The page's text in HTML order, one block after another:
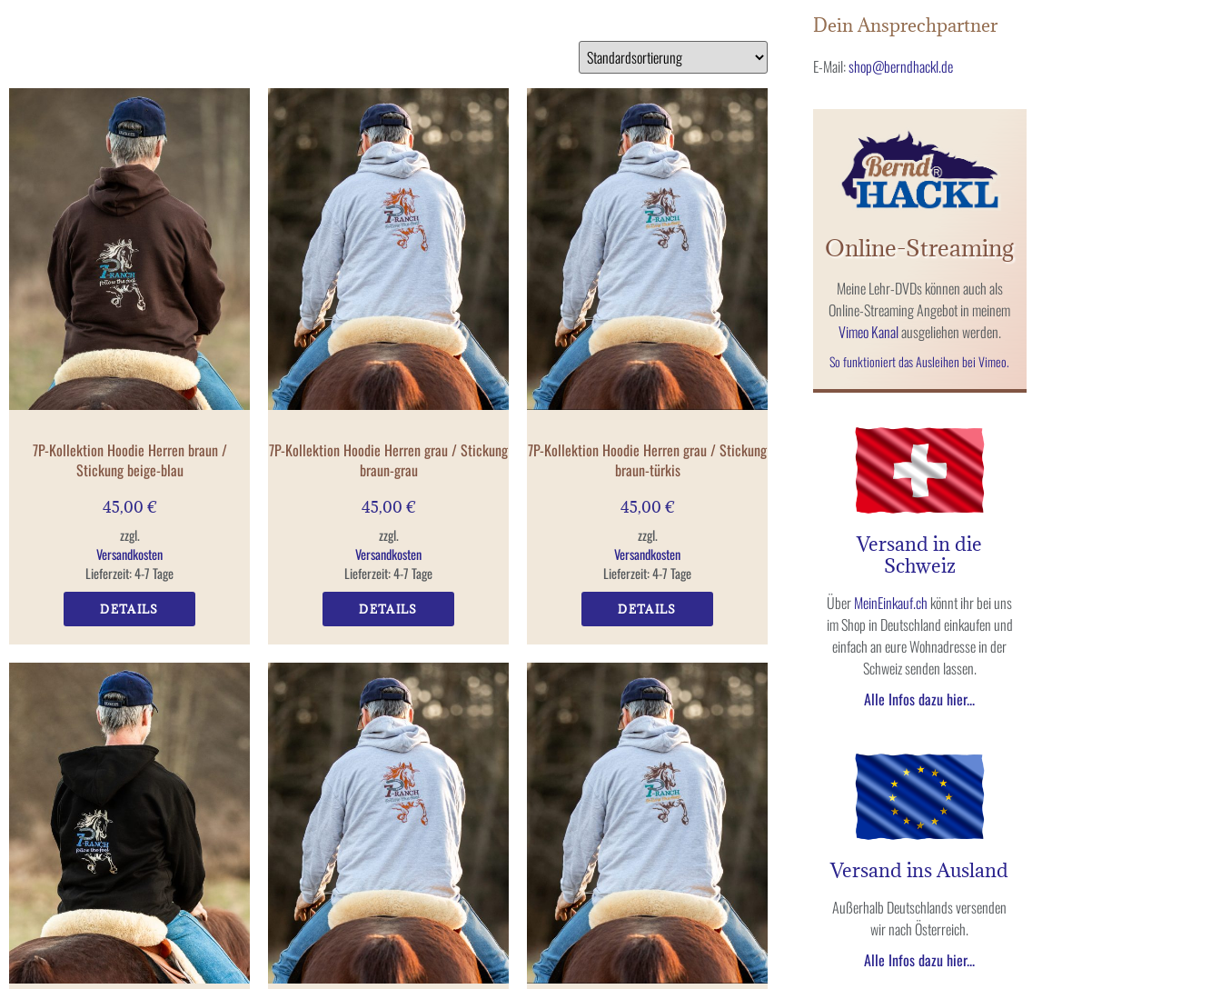
7P-Kollektion Hoodie Herren braun /
Stickung beige-blau
45,00 €
zzgl.
Versandkosten
Lieferzeit:4-7 Tage
DETAILS
7P-Kollektion Hoodie Herren grau / Stickung
braun-grau
45,00 €
zzgl.
Versandkosten
Lieferzeit:4-7 Tage
DETAILS
7P-Kollektion Hoodie Herren grau / Stickung
braun-türkis
45,00 €
zzgl.
Versandkosten
Lieferzeit:4-7 Tage
DETAILS
Dein Ansprechpartner
E-Mail:shop@berndhackl.de
Online-Streaming
Meine Lehr-DVDs können auch als
Online-Streaming Angebot in meinem
Vimeo Kanalausgeliehen werden.
So funktioniert das Ausleihen bei Vimeo.
Versand in die
Schweiz
ÜberMeinEinkauf.ch könnt ihr bei uns
im Shop in Deutschland einkaufen und
einfach an eure Wohnadresse in der
Schweiz senden lassen.
Alle Infos dazu hier...
Versand ins Ausland
Außerhalb Deutschlands versenden
wir nach Österreich.
Alle Infos dazu hier...